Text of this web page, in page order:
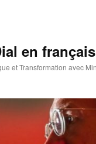
en français
et Transformation avec